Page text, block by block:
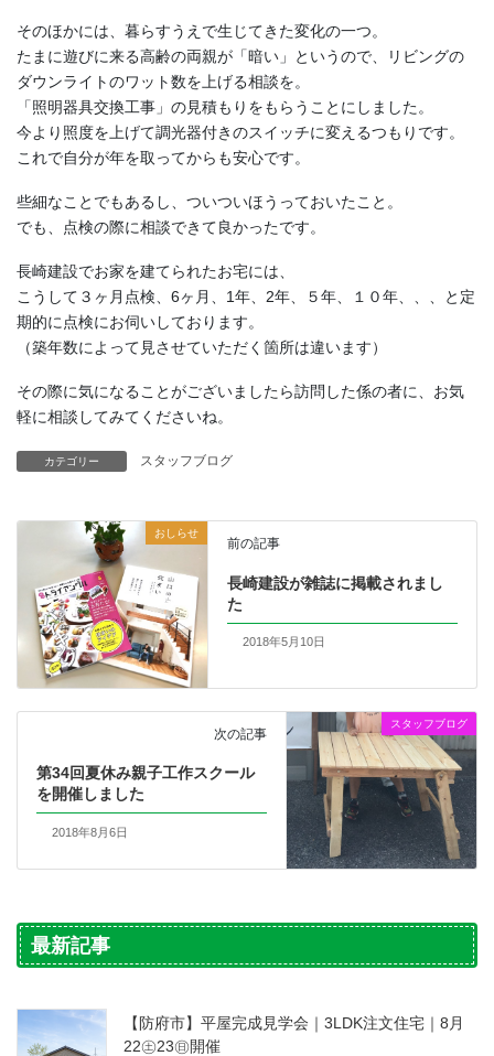
そのほかには、暮らすうえで生じてきた変化の一つ。
たまに遊びに来る高齢の両親が「暗い」というので、リビングの
ダウンライトのワット数を上げる相談を。
「照明器具交換工事」の見積もりをもらうことにしました。
今より照度を上げて調光器付きのスイッチに変えるつもりです。
これで自分が年を取ってからも安心です。
些細なことでもあるし、ついついほうっておいたこと。
でも、点検の際に相談できて良かったです。
長崎建設でお家を建てられたお宅には、
こうして３ヶ月点検、6ヶ月、1年、2年、５年、１０年、、、と定
期的に点検にお伺いしております。
（築年数によって見させていただく箇所は違います）
その際に気になることがございましたら訪問した係の者に、お気
軽に相談してみてくださいね。
カテゴリー スタッフブログ
おしらせ
前の記事
長崎建設が雑誌に掲載されまし
た
2018年5月10日
スタッフブログ
次の記事
第34回夏休み親子工作スクール
を開催しました
2018年8月6日
最新記事
【防府市】平屋完成見学会｜3LDK注文住宅｜8月
22㊏23㊐開催